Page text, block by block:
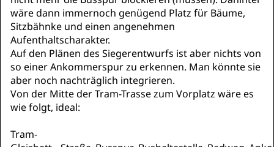
wäre dann immernoch genügend Platz für Bäume,
Sitzbähnke und einen angenehmen
Aufenthaltscharakter.
Auf den Plänen des Siegerentwurfs ist aber nichts von
so einer Ankommerspur zu erkennen. Man könnte sie
aber noch nachträglich integrieren.
Von der Mitte der Tram-Trasse zum Vorplatz wäre es
wie folgt, ideal:
Tram-